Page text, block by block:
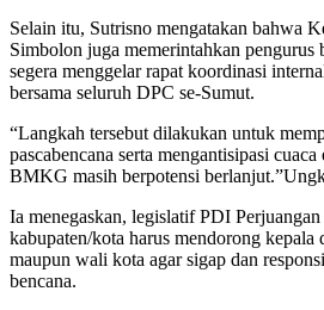
Selain itu, Sutrisno mengatakan bahwa
Simbolon juga memerintahkan pengurus
segera menggelar rapat koordinasi
bersama seluruh DPC se-Sumut.
“Langkah tersebut dilakukan untuk
pascabencana serta mengantisipasi
BMKG masih berpotensi
Ia menegaskan, legislatif PDI
kabupaten/kota harus mendorong kepala
maupun wali kota agar sigap dan
bencana.